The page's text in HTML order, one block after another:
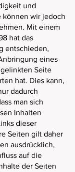
und
können wir jedoch
Mit einem
hat das
entschieden,
eines
Seite
hat. Dies kann,
dadurch
man sich
Inhalten
dieser
Seiten gilt daher
ausdrücklich,
auf die
der Seiten